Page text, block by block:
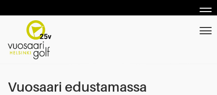
Vuosaari edustamassa